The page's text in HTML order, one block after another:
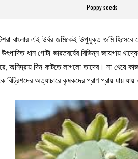
Poppy seeds
বাংলার এই উর্বর জমিকেই উপুযুক্ত জমি
ধান গোটা ভারতবর্ষের বিভিন্ন
দিন কাটতে লাগলো তাদের। না খেয়ে
অত্যাচারে কৃষকদের প্রাণ প্রায় যায়